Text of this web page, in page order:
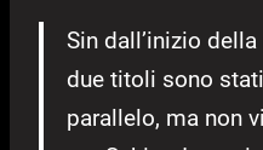
Sin dall’inizio
due titoli sono
parallelo, ma non